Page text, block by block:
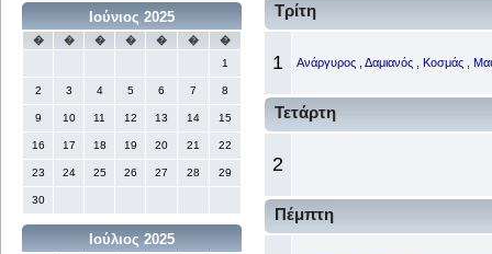
Ιούνιος 2025
� � � � � �
�
1
2 3 4 5 6 7 8
9 10 11 12 13 14 15
16 17 18 19 20 21 22
23 24 25 26 27 28 29
30
Ιούλιος 2025
Τρίτη
1 Ανάργυρος , Δαμιανός , Κοσμάς ,
Τετάρτη
2
Πέμπτη